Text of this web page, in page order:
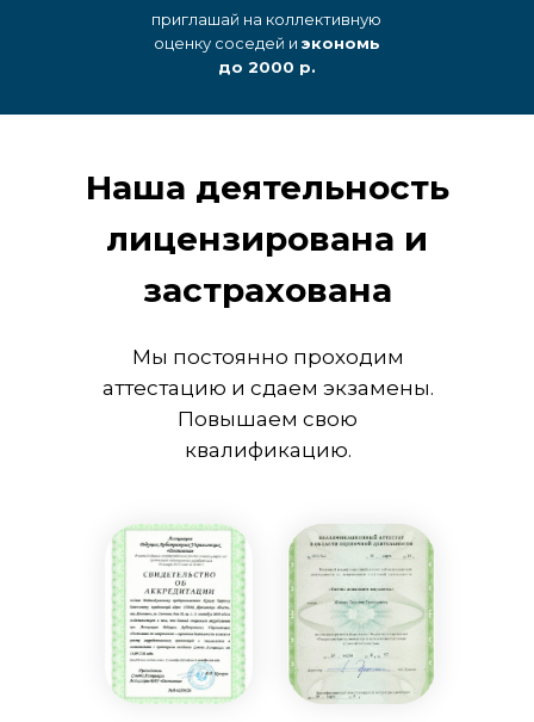
приглашай на коллективную
оценку соседей и экономь
до 2000 р.
Наша деятельность
лицензирована и
застрахована
Мы постоянно проходим
аттестацию и сдаем экзамены.
Повышаем свою
квалификацию.
Мы Федеральная